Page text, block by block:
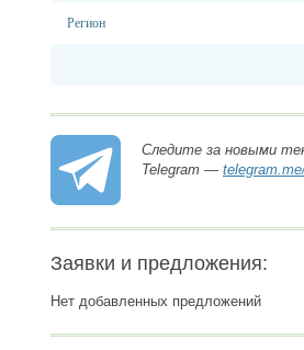
Регион
Следите за новыми
Telegram —
Заявки и предложения:
Нет добавленных предложений